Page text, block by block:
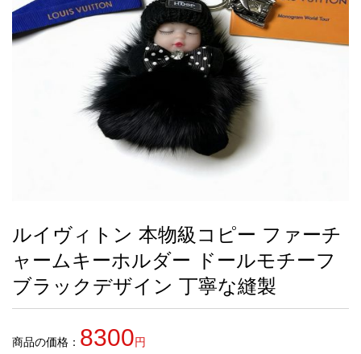
管
せ
2026人気特集
バッグ
財布
時計
服
ズボン
衣装セット
靴
住まい用品
アクセサリー
ベルト
スカーフ
アイフォーンケ
ース
小物
お
す
す
め
商
ルイヴィトン 本物級コピー ファーチ
ャームキーホルダー ドールモチーフ
ブラックデザイン 丁寧な縫製
商品の価格： 8300円